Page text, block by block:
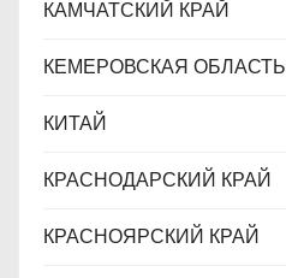
КАМЧАТСКИЙ КРАЙ
КЕМЕРОВСКАЯ ОБЛАСТЬ
КИТАЙ
КРАСНОДАРСКИЙ КРАЙ
КРАСНОЯРСКИЙ КРАЙ